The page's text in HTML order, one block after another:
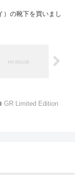
）の靴下を買いまし
GR Limited Edition